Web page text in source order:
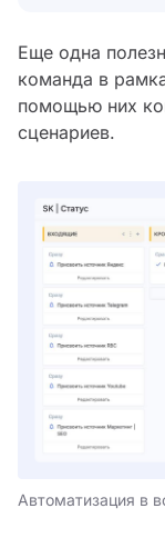
Еще одна
команда в
помощью них
сценариев.
Автоматизация в